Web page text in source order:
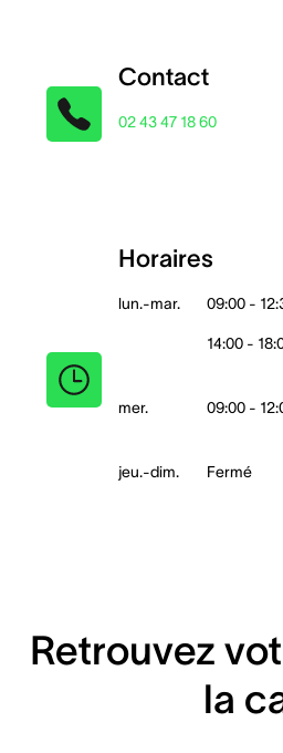
Contact
02 43 47 18 60
Horaires
lun.-mar. 09:00 -
14:00 -
mer. 09:00 -
jeu.-dim. Fermé
Retrouvez
la